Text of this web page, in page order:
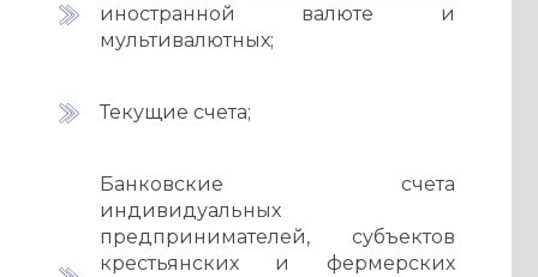
иностранной валюте и
мультивалютных;
Текущие счета;
Банковские счета
индивидуальных
предпринимателей, субъектов
крестьянских и фермерских